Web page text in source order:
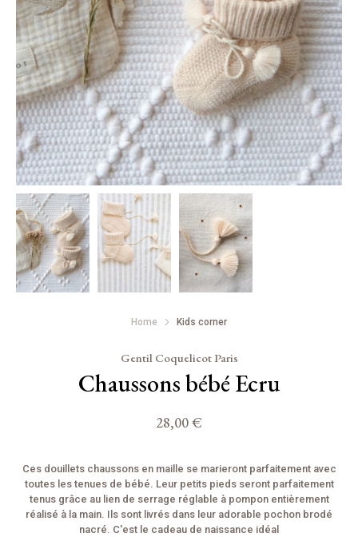
Home Kids corner
Gentil Coquelicot Paris
Chaussons bébé Ecru
28,00 €
Ces douillets chaussons en maille se marieront parfaitement avec
toutes les tenues de bébé. Leur petits pieds seront parfaitement
tenus grâce au lien de serrage réglable à pompon entièrement
réalisé à la main. Ils sont livrés dans leur adorable pochon brodé
nacré. C'est le cadeau de naissance idéal